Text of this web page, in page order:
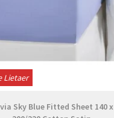
Lietaer
Sky Blue Fitted Sheet 140 x